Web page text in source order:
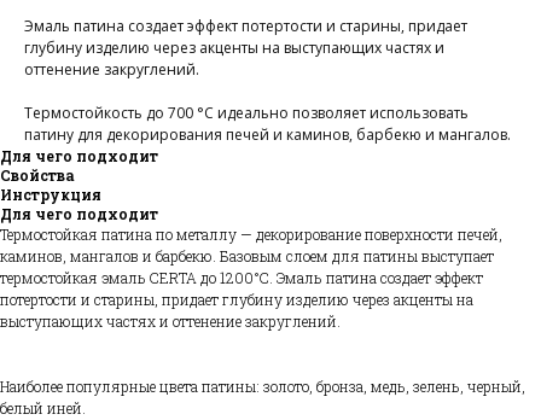
Эмаль патина создает эффект потертости и старины, придает
глубину изделию через акценты на выступающих частях и
оттенение закруглений.
Термостойкость до 700 °С идеально позволяет использовать
патину для декорирования печей и каминов, барбекю и мангалов.
Для чего подходит
Свойства
Инструкция
Для чего подходит
Термостойкая патина по металлу — декорирование поверхности печей,
каминов, мангалов и барбекю. Базовым слоем для патины выступает
термостойкая эмаль CERTA до 1200°С. Эмаль патина создает эффект
потертости и старины, придает глубину изделию через акценты на
выступающих частях и оттенение закруглений.
Наиболее популярные цвета патины: золото, бронза, медь, зелень, черный,
белый иней.